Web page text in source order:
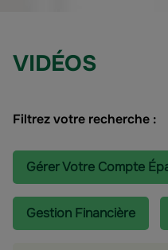
VIDÉOS
Filtrez votre recherche :
Gérer Votre Compte
Gestion Financière